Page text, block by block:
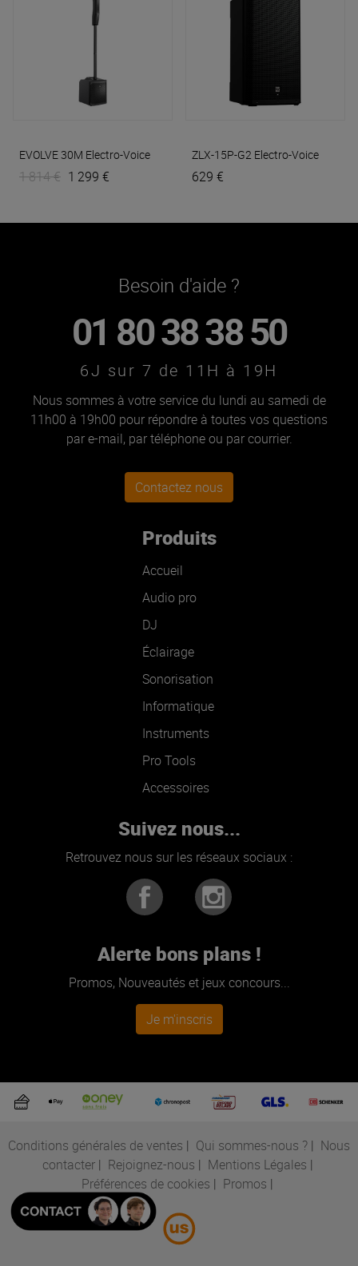
EVOLVE 30M Electro-Voice
1 814 € 1 299 €
ZLX-15P-G2 Electro-Voice
629 €
Besoin d'aide ?
01 80 38 38 50
6J sur 7 de 11H à 19H
Nous sommes à votre service du lundi au samedi de
11h00 à 19h00 pour répondre à toutes vos questions
par e-mail, par téléphone ou par courrier.
Contactez nous
Produits
Accueil
Audio pro
DJ
Éclairage
Sonorisation
Informatique
Instruments
Pro Tools
Accessoires
Suivez nous...
Retrouvez nous sur les réseaux sociaux :
Alerte bons plans !
Promos, Nouveautés et jeux concours...
Je m'inscris
Conditions générales de ventes | Qui sommes-nous ? | Nous
contacter| Rejoignez-nous | Mentions Légales |
Préférences de cookies | Promos |